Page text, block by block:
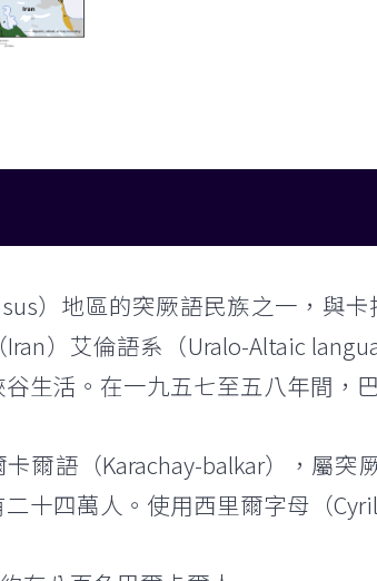
）地區的突厥語民族之一，與
）艾倫語系（Uralo-Altaic
生活。在一九五七至五八年間，
爾語（Karachay-balkar），屬
十四萬人。使用西里爾字母（